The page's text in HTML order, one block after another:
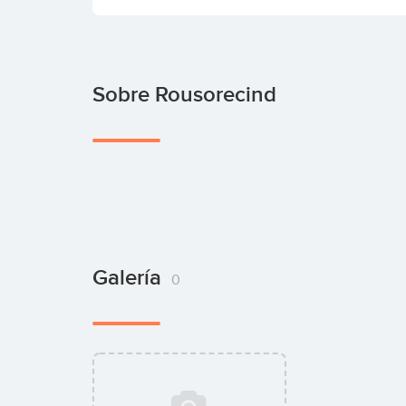
Sobre Rousorecind
Galería 0